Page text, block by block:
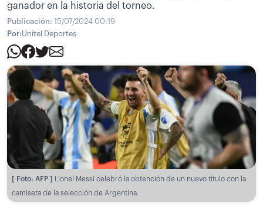
ganador en la historia del torneo.
Publicación: 15/07/2024 00:19
Por:Unitel Deportes
[ Foto: AFP ]
Lionel Messi celebró la obtención de un nuevo título con la
camiseta de la selección de Argentina.